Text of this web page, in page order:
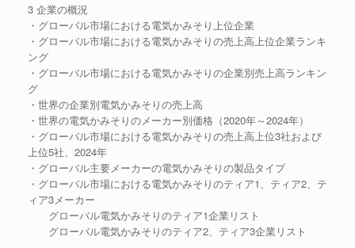
3 企業の概況
・グローバル市場における電気かみそり上位企業
・グローバル市場における電気かみそりの売上高上位企業ランキ
ング
・グローバル市場における電気かみそりの企業別売上高ランキン
グ
・世界の企業別電気かみそりの売上高
・世界の電気かみそりのメーカー別価格（2020年～2024年）
・グローバル市場における電気かみそりの売上高上位3社および
上位5社、2024年
・グローバル主要メーカーの電気かみそりの製品タイプ
・グローバル市場における電気かみそりのティア1、ティア2、テ
ィア3メーカー
グローバル電気かみそりのティア1企業リスト
グローバル電気かみそりのティア2、ティア3企業リスト